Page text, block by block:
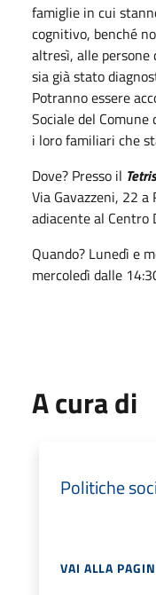
famiglie in cui
cognitivo, benché
altresì, alle
sia già stato
Potranno essere
Sociale del
i loro familiari che
Dove? Presso il Tetris
Via Gavazzeni, 22 a
adiacente al
Quando? Lunedì e
mercoledì dalle
A cura di
Politiche
VAI ALLA